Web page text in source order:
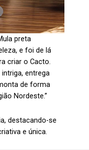
preta
e foi de lá
criar o Cacto.
entrega
de forma
Nordeste.”
destacando-se
e única.